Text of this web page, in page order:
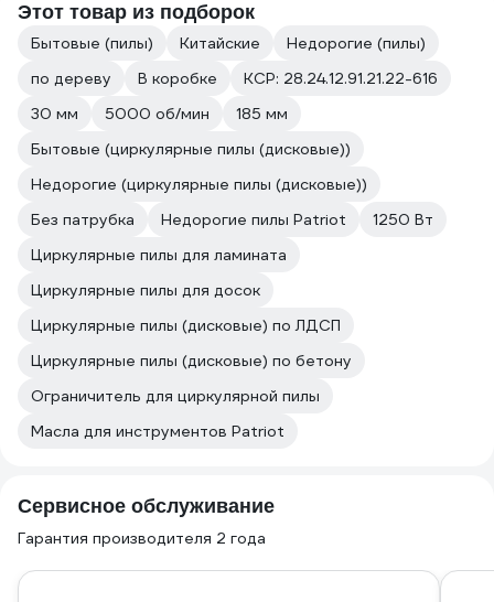
Этот товар из подборок
Бытовые (пилы) Китайские
Недорогие (пилы)
по дереву
В коробке
КСР: 28.24.12.91.21.22-616
30 мм
5000 об/мин
185 мм
Бытовые (циркулярные пилы (дисковые))
Недорогие (циркулярные пилы (дисковые))
Без патрубка
Недорогие пилы Patriot
1250 Вт
Циркулярные пилы для ламината
Циркулярные пилы для досок
Циркулярные пилы (дисковые) по ЛДСП
Циркулярные пилы (дисковые) по бетону
Ограничитель для циркулярной пилы
Масла для инструментов Patriot
Сервисное обслуживание
Гарантия производителя 2 года